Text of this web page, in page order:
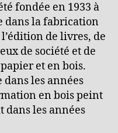
fondée en 1933 à
dans la fabrication
de livres, de
de société et de
et en bois.
les années
en bois peint
dans les années